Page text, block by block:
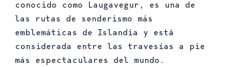
conocido como Laugavegur, es una de
las rutas de senderismo más
emblemáticas de Islandia y está
considerada entre las travesías a pie
más espectaculares del mundo.